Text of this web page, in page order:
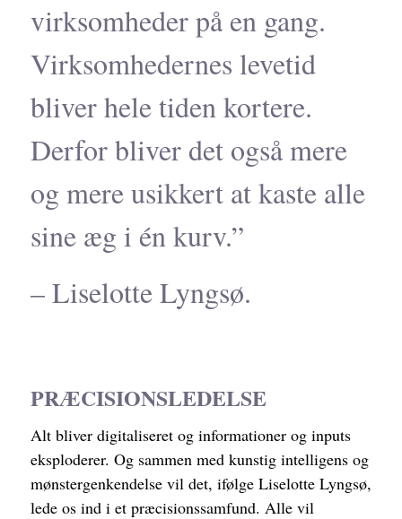
virksomheder på en gang.
Virksomhedernes levetid
bliver hele tiden kortere.
Derfor bliver det også mere
og mere usikkert at kaste alle
sine æg i én kurv.”
– Liselotte Lyngsø.
PRÆCISIONSLEDELSE
Alt bliver digitaliseret og informationer og inputs
eksploderer. Og sammen med kunstig intelligens og
mønstergenkendelse vil det, ifølge Liselotte Lyngsø,
lede os ind i et præcisionssamfund. Alle vil